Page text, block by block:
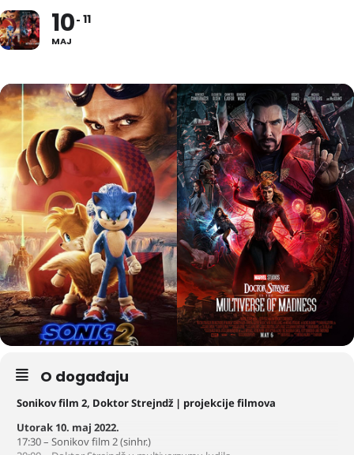
10
MAJ
11
O događaju
Sonikov film 2, Doktor Strejndž | projekcije filmova
Utorak 10. maj 2022.
17:30 – Sonikov film 2 (sinhr.)